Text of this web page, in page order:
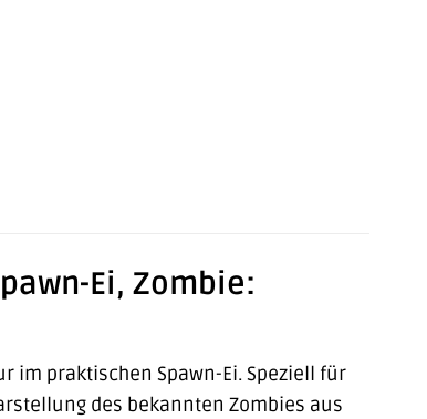
Ei, Zombie:
im praktischen Spawn-Ei. Speziell für
des bekannten Zombies aus